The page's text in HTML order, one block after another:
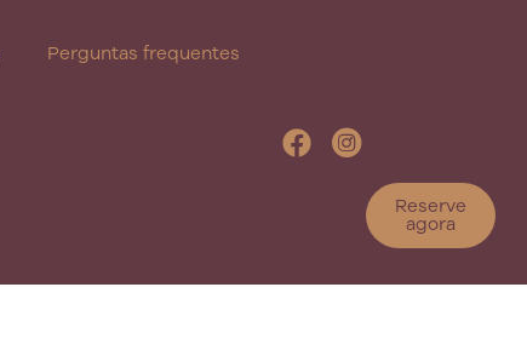
Perguntas frequentes
Reserve
agora